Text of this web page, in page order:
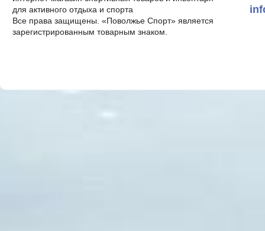
для активного отдыха и спорта
Все права защищены. «Поволжье Спорт» является
зарегистрированным товарным знаком.